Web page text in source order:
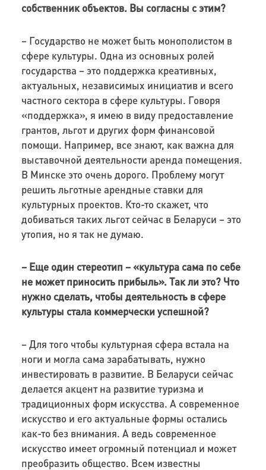
собственник объектов. Вы согласны с этим?
– Государство не может быть монополистом в
сфере культуры. Одна из основных ролей
государства – это поддержка креативных,
актуальных, независимых инициатив и всего
частного сектора в сфере культуры. Говоря
«поддержка», я имею в виду предоставление
грантов, льгот и других форм финансовой
помощи. Например, все знают, как важна для
выставочной деятельности аренда помещения.
В Минске это очень дорого. Проблему могут
решить льготные арендные ставки для
культурных проектов. Кто-то скажет, что
добиваться таких льгот сейчас в Беларуси – это
утопия, но я так не думаю.
– Еще один стереотип – «культура сама по себе
не может приносить прибыль». Так ли это? Что
нужно сделать, чтобы деятельность в сфере
культуры стала коммерчески успешной?
– Для того чтобы культурная сфера встала на
ноги и могла сама зарабатывать, нужно
инвестировать в развитие. В Беларуси сейчас
делается акцент на развитие туризма и
традиционных форм искусства. А современное
искусство и его актуальные формы остались
как-то без внимания. А ведь современное
искусство имеет огромный потенциал и может
преобразить общество. Всем известны